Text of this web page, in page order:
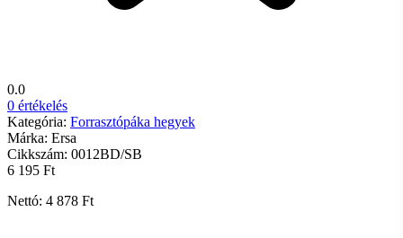
0.0
0 értékelés
Kategória: Forrasztópáka hegyek
Márka: Ersa
Cikkszám: 0012BD/SB
6 195 Ft
Nettó: 4 878 Ft